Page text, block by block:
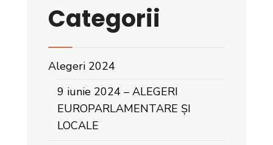
Categorii
Alegeri 2024
9 iunie 2024 – ALEGERI
EUROPARLAMENTARE ȘI
LOCALE